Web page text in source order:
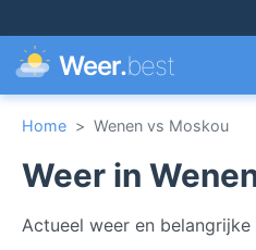
Weer.best
Home > Wenen vs Moskou
Weer in
Actueel weer en